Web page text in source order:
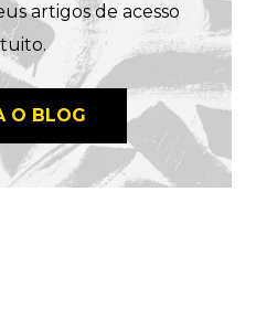
artigos de acesso
O BLOG